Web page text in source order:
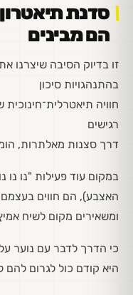
סדנת
הם מבינים
זו בדיוק הסיבה שיצרנו את
בהתנהגויות סיכון
חוויה
רגישים
דרך סצנות מאלתרות,
במקום עוד פעילות "נו
האצבע), הם חווים בעצמם
ומשאירים מקום לשיח
כי הדרך לדבר עם נוער
היא קודם כול לגרום להם